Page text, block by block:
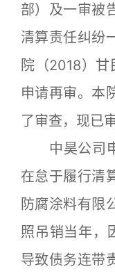
部）及一审被
清算责任纠纷
院（2018）
申请再审。本
了审查，现已
中昊公司申
在怠于履行清
防腐涂料有限
照吊销当年，
导致债务连带